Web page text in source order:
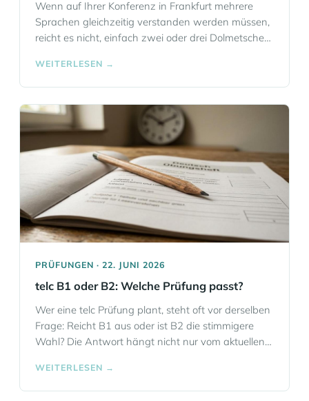
Wenn auf Ihrer Konferenz in Frankfurt mehrere
Sprachen gleichzeitig verstanden werden müssen,
reicht es nicht, einfach zwei oder drei Dolmetscher
Sprache, Technik und Veranstaltungsablauf so
zusammenführt, dass Redebeiträge, Panels und
Fragerunden ohne Verzögerung bei allen
Teilnehmenden ankommen. Eloquia Sprachschule
Frankfurt unterstützt Unternehmen, Veranstalter
und internationale Fachabteilungen mit
Simultandolmetschern… Mehr Informationen
WEITERLESEN →
PRÜFUNGEN · 22. JUNI 2026
telc B1 oder B2: Welche Prüfung passt?
Wer eine telc Prüfung plant, steht oft vor derselben
Frage: Reicht B1 aus oder ist B2 die stimmigere
Wahl? Die Antwort hängt nicht nur vom aktuellen
Zertifikat gebraucht wird. Wer die Prüfungsstufe
passend auswählt, lernt zielgerichteter und geht
WEITERLESEN →